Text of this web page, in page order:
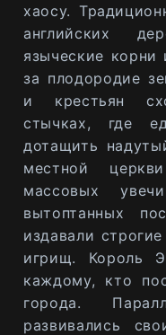
хаосу.
английских
языческие корни
за плодородие
и крестьян
стычках, где
дотащить
местной
массовых
вытоптанных
издавали
игрищ. Король
каждому, кто
города.
развивались